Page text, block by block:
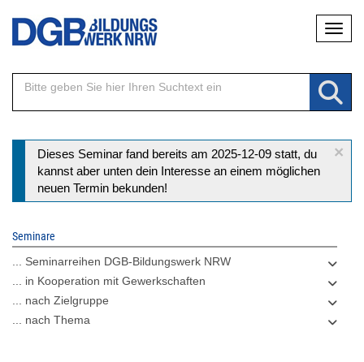
Direkt
Inhalt
×
Statusmeldung
Dieses Seminar fand bereits am 2025-12-09 statt, du
kannst aber unten dein Interesse an einem möglichen
neuen Termin bekunden!
Seminare
... Seminarreihen DGB-Bildungswerk NRW
... in Kooperation mit Gewerkschaften
... nach Zielgruppe
... nach Thema